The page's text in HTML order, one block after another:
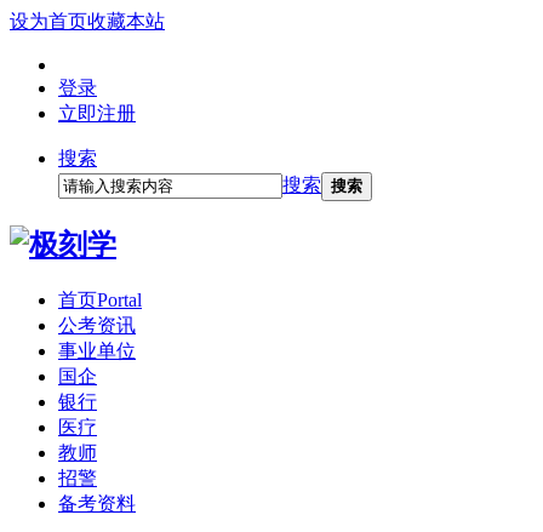
设为首页收藏本站
登录
立即注册
搜索
搜索 搜索
首页Portal
公考资讯
事业单位
国企
银行
医疗
教师
招警
备考资料